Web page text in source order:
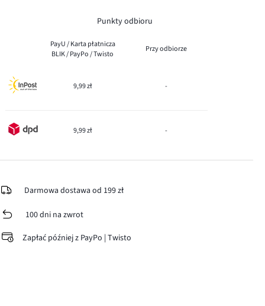
Punkty odbioru
PayU / Karta płatnicza
BLIK / PayPo / Twisto
Przy odbiorze
9,99 zł -
9,99 zł -
Darmowa dostawa od 199 zł
100 dni na zwrot
Zapłać później z PayPo | Twisto